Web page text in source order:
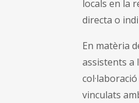
locals en la
directa o
En matèria
assistents a
vinculats